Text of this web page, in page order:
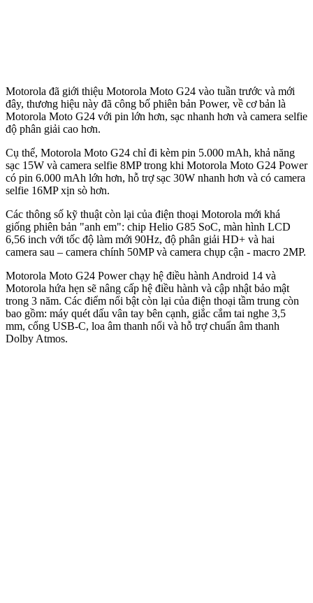
Motorola đã giới thiệu Motorola Moto G24 vào tuần trước và mới
đây, thương hiệu này đã công bố phiên bản Power, về cơ bản là
Motorola Moto G24 với pin lớn hơn, sạc nhanh hơn và camera selfie
độ phân giải cao hơn.
Cụ thể, Motorola Moto G24 chỉ đi kèm pin 5.000 mAh, khả năng
sạc 15W và camera selfie 8MP trong khi Motorola Moto G24 Power
có pin 6.000 mAh lớn hơn, hỗ trợ sạc 30W nhanh hơn và có camera
selfie 16MP xịn sò hơn.
Các thông số kỹ thuật còn lại của điện thoại Motorola mới khá
giống phiên bản "anh em": chip Helio G85 SoC, màn hình LCD
6,56 inch với tốc độ làm mới 90Hz, độ phân giải HD+ và hai
camera sau – camera chính 50MP và camera chụp cận - macro 2MP.
Motorola Moto G24 Power chạy hệ điều hành Android 14 và
Motorola hứa hẹn sẽ nâng cấp hệ điều hành và cập nhật bảo mật
trong 3 năm. Các điểm nổi bật còn lại của điện thoại tầm trung còn
bao gồm: máy quét dấu vân tay bên cạnh, giắc cắm tai nghe 3,5
mm, cổng USB-C, loa âm thanh nổi và hỗ trợ chuẩn âm thanh
Dolby Atmos.